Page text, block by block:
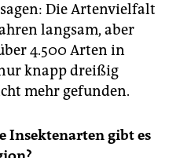
Die Artenvielfalt
langsam, aber
4.500 Arten in
knapp dreißig
mehr gefunden.
Insektenarten gibt es